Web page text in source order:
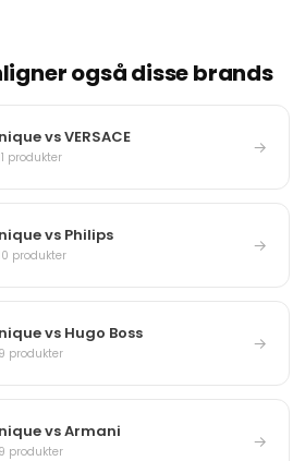
også disse brands
vs VERSACE
produkter →
vs Philips
produkter →
vs Hugo Boss
produkter →
vs Armani
produkter →